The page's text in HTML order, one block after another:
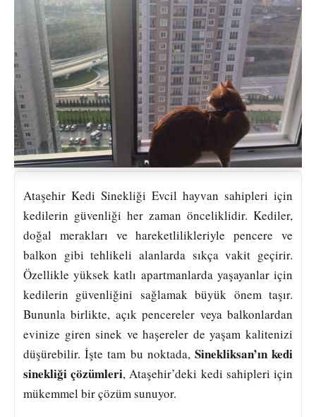
Ataşehir Kedi Sinekliği Evcil hayvan sahipleri için
kedilerin güvenliği her zaman önceliklidir. Kediler,
doğal merakları ve hareketlilikleriyle pencere ve
balkon gibi tehlikeli alanlarda sıkça vakit geçirir.
Özellikle yüksek katlı apartmanlarda yaşayanlar için
kedilerin güvenliğini sağlamak büyük önem taşır.
Bununla birlikte, açık pencereler veya balkonlardan
evinize giren sinek ve haşereler de yaşam kalitenizi
düşürebilir. İşte tam bu noktada, Sinekliksan’ın kedi
sinekliği çözümleri, Ataşehir’deki kedi sahipleri için
mükemmel bir çözüm sunuyor.